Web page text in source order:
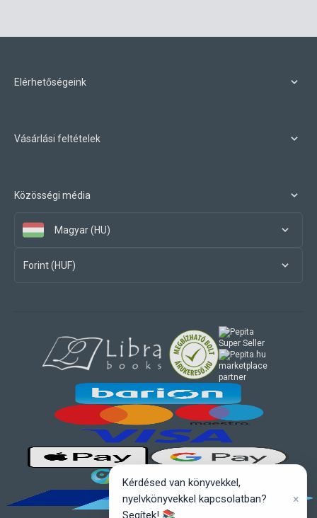
Elérhetőségeink
Vásárlási feltételek
Közösségi média
Magyar (HU)
Forint (HUF)
marketplace
partner
Kérdésed van könyvekkel,
nyelvkönyvekkel kapcsolatban?
Segítek! 📚
×